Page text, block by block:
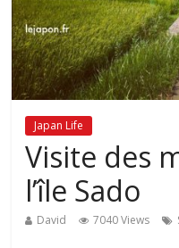
Japan Life
Visite des
l’île Sado
David 7040 Views